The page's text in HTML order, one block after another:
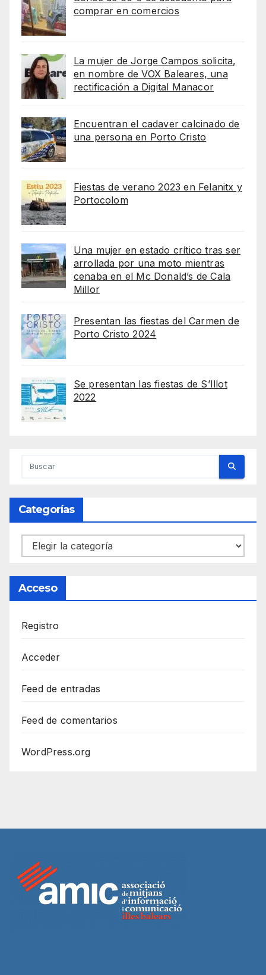
comprar en comercios
La mujer de Jorge Campos solicita,
en nombre de VOX Baleares, una
rectificación a Digital Manacor
Encuentran el cadaver calcinado de
una persona en Porto Cristo
Fiestas de verano 2023 en Felanitx y
Portocolom
Una mujer en estado crítico tras ser
arrollada por una moto mientras
cenaba en el Mc Donald’s de Cala
Millor
Presentan las fiestas del Carmen de
Porto Cristo 2024
Se presentan las fiestas de S’Illot
2022
Categorías
Categorías
Acceso
Registro
Acceder
Feed de entradas
Feed de comentarios
WordPress.org